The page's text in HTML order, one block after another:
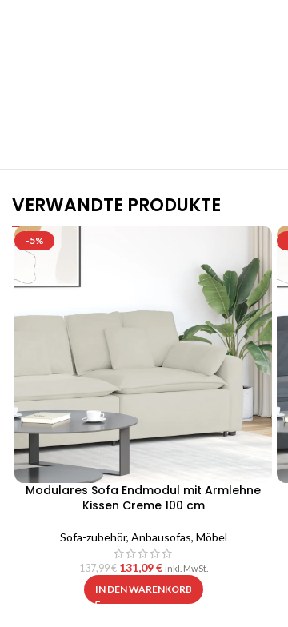
VERWANDTE PRODUKTE
-5%
Modulares Sofa Endmodul mit Armlehne
Kissen Creme 100 cm
Sofa-zubehör, Anbausofas, Möbel
137,99€ 131,09€ inkl. MwSt.
IN DEN WARENKORB